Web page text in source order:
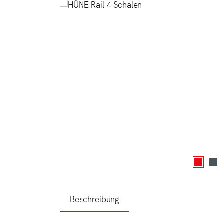
Beschreibung